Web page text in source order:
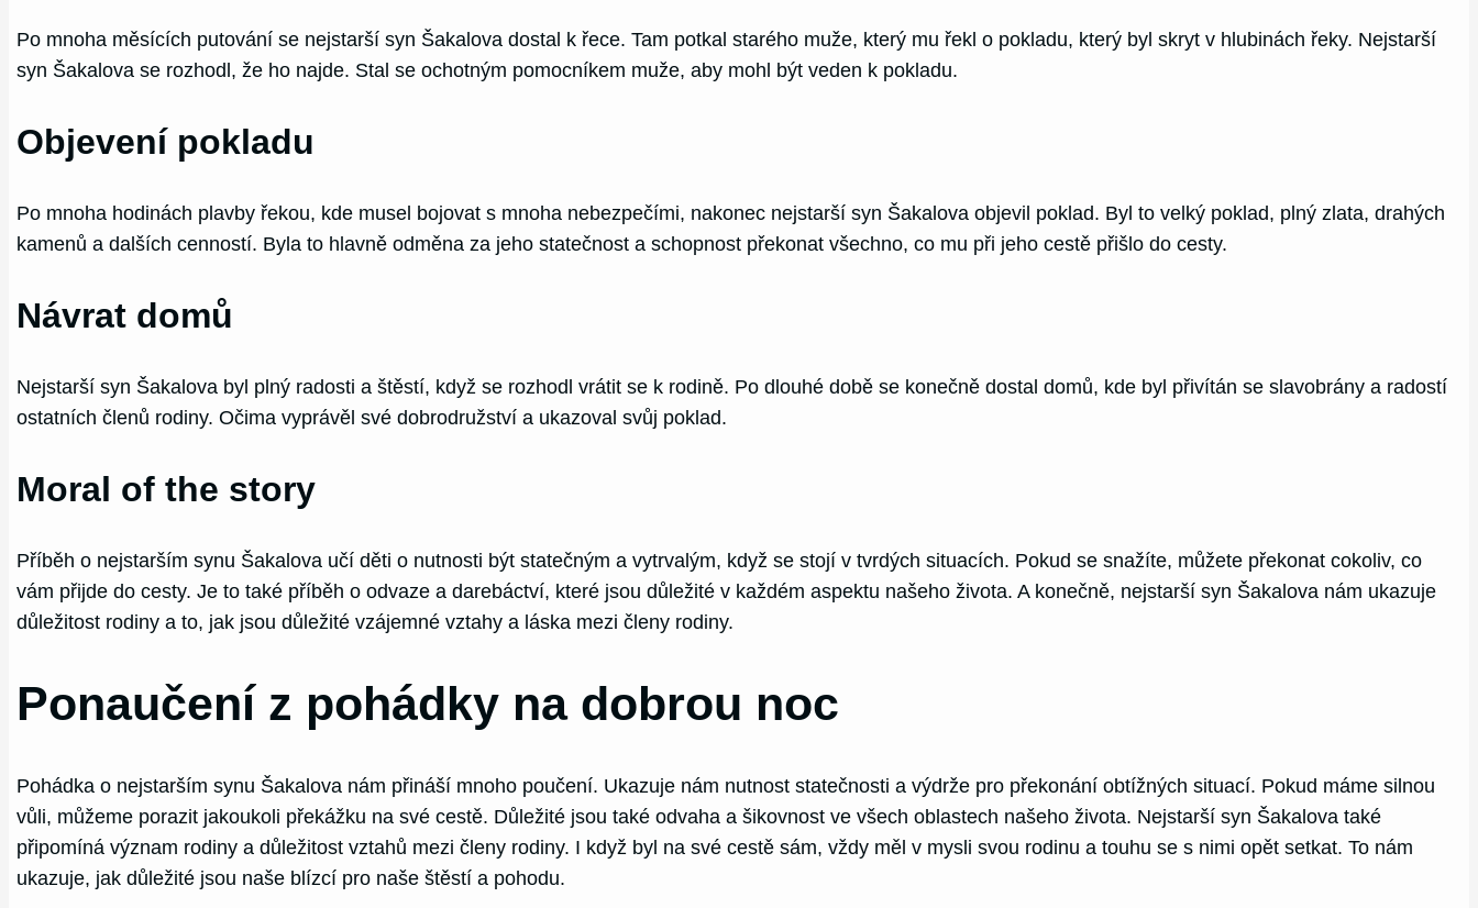
Po mnoha měsících putování se nejstarší syn Šakalova dostal k řece. Tam potkal starého muže, který mu řekl o pokladu, který byl skryt v hlubinách řeky. Nejstarší
syn Šakalova se rozhodl, že ho najde. Stal se ochotným pomocníkem muže, aby mohl být veden k pokladu.
Objevení pokladu
Po mnoha hodinách plavby řekou, kde musel bojovat s mnoha nebezpečími, nakonec nejstarší syn Šakalova objevil poklad. Byl to velký poklad, plný zlata, drahých
kamenů a dalších cenností. Byla to hlavně odměna za jeho statečnost a schopnost překonat všechno, co mu při jeho cestě přišlo do cesty.
Návrat domů
Nejstarší syn Šakalova byl plný radosti a štěstí, když se rozhodl vrátit se k rodině. Po dlouhé době se konečně dostal domů, kde byl přivítán se slavobrány a radostí
ostatních členů rodiny. Očima vyprávěl své dobrodružství a ukazoval svůj poklad.
Moral of the story
Příběh o nejstarším synu Šakalova učí děti o nutnosti být statečným a vytrvalým, když se stojí v tvrdých situacích. Pokud se snažíte, můžete překonat cokoliv, co
vám přijde do cesty. Je to také příběh o odvaze a darebáctví, které jsou důležité v každém aspektu našeho života. A konečně, nejstarší syn Šakalova nám ukazuje
důležitost rodiny a to, jak jsou důležité vzájemné vztahy a láska mezi členy rodiny.
Ponaučení z pohádky na dobrou noc
Pohádka o nejstarším synu Šakalova nám přináší mnoho poučení. Ukazuje nám nutnost statečnosti a výdrže pro překonání obtížných situací. Pokud máme silnou
vůli, můžeme porazit jakoukoli překážku na své cestě. Důležité jsou také odvaha a šikovnost ve všech oblastech našeho života. Nejstarší syn Šakalova také
připomíná význam rodiny a důležitost vztahů mezi členy rodiny. I když byl na své cestě sám, vždy měl v mysli svou rodinu a touhu se s nimi opět setkat. To nám
ukazuje, jak důležité jsou naše blízcí pro naše štěstí a pohodu.